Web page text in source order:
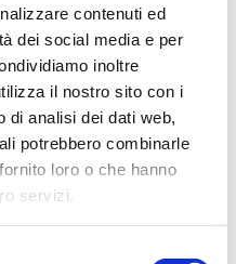
contenuti ed
dei social media e per
inoltre
il nostro sito con i
analisi dei dati web,
potrebbero combinarle
loro o che hanno
servizi.
in grave sofferenza le
problema richiede
a cui stiamo
risorse economiche
tempo necessario per
della sostituzione
il piano
che sta venendo